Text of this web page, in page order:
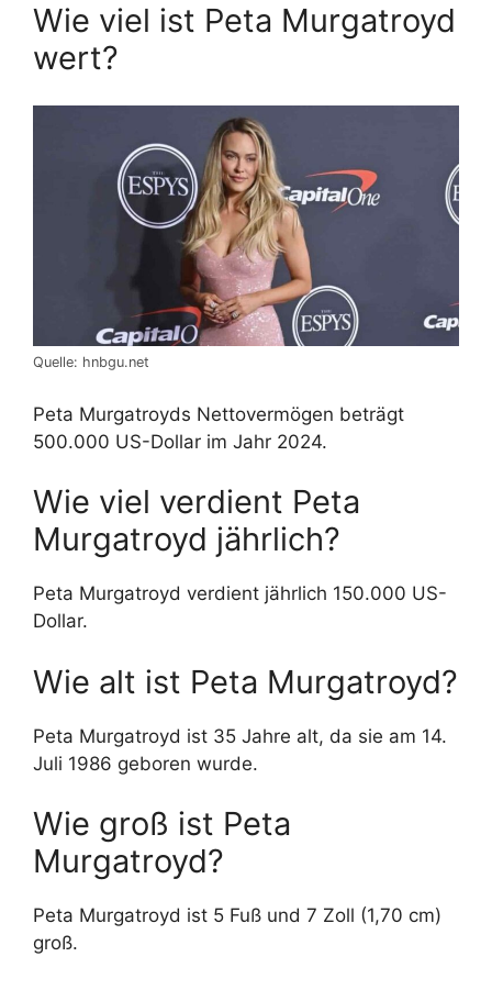
Wie viel ist Peta Murgatroyd
wert?
Quelle: hnbgu.net
Peta Murgatroyds Nettovermögen beträgt
500.000 US-Dollar im Jahr 2024.
Wie viel verdient Peta
Murgatroyd jährlich?
Peta Murgatroyd verdient jährlich 150.000 US-
Dollar.
Wie alt ist Peta Murgatroyd?
Peta Murgatroyd ist 35 Jahre alt, da sie am 14.
Juli 1986 geboren wurde.
Wie groß ist Peta
Murgatroyd?
Peta Murgatroyd ist 5 Fuß und 7 Zoll (1,70 cm)
groß.